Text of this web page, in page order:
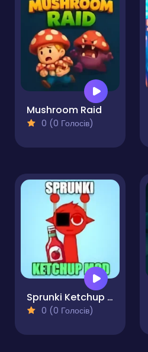
Mushroom Raid
0 (0 Голосів)
Sprunki Ketchup Mod
0 (0 Голосів)